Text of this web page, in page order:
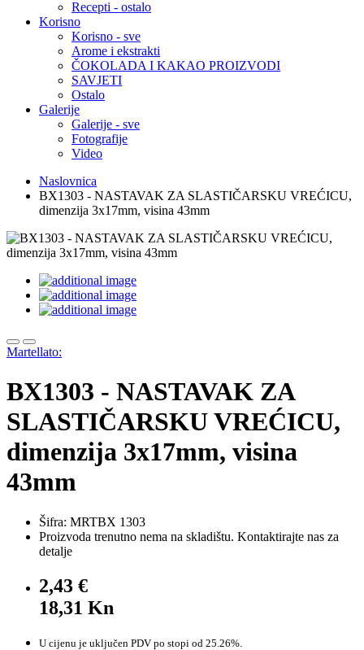
Recepti - ostalo
Korisno
Korisno - sve
Arome i ekstrakti
ČOKOLADA I KAKAO PROIZVODI
SAVJETI
Ostalo
Galerije
Galerije - sve
Fotografije
Video
Naslovnica
BX1303 - NASTAVAK ZA SLASTIČARSKU VREĆICU,
dimenzija 3x17mm, visina 43mm
Martellato:
BX1303 - NASTAVAK ZA
SLASTIČARSKU VREĆICU,
dimenzija 3x17mm, visina
43mm
Šifra: MRTBX 1303
Proizvoda trenutno nema na skladištu. Kontaktirajte nas za
detalje
2,43 €
18,31 Kn
U cijenu je uključen PDV po stopi od 25.26%.